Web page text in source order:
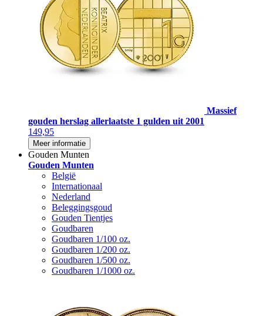
Massief
gouden herslag allerlaatste 1 gulden uit 2001
149,95
Meer informatie
Gouden Munten
Gouden Munten
België
Internationaal
Nederland
Beleggingsgoud
Gouden Tientjes
Goudbaren
Goudbaren 1/100 oz.
Goudbaren 1/200 oz.
Goudbaren 1/500 oz.
Goudbaren 1/1000 oz.